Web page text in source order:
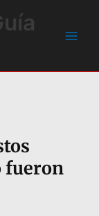
fueron